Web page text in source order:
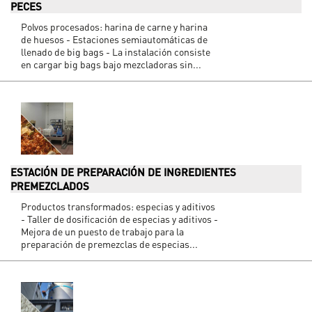
PECES
Polvos procesados: harina de carne y harina
de huesos - Estaciones semiautomáticas de
llenado de big bags - La instalación consiste
en cargar big bags bajo mezcladoras sin...
ESTACIÓN DE PREPARACIÓN DE INGREDIENTES
PREMEZCLADOS
Productos transformados: especias y aditivos
- Taller de dosificación de especias y aditivos -
Mejora de un puesto de trabajo para la
preparación de premezclas de especias...